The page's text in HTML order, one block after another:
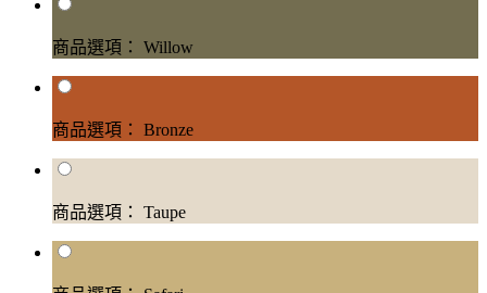
商品選項： Willow
商品選項： Bronze
商品選項： Taupe